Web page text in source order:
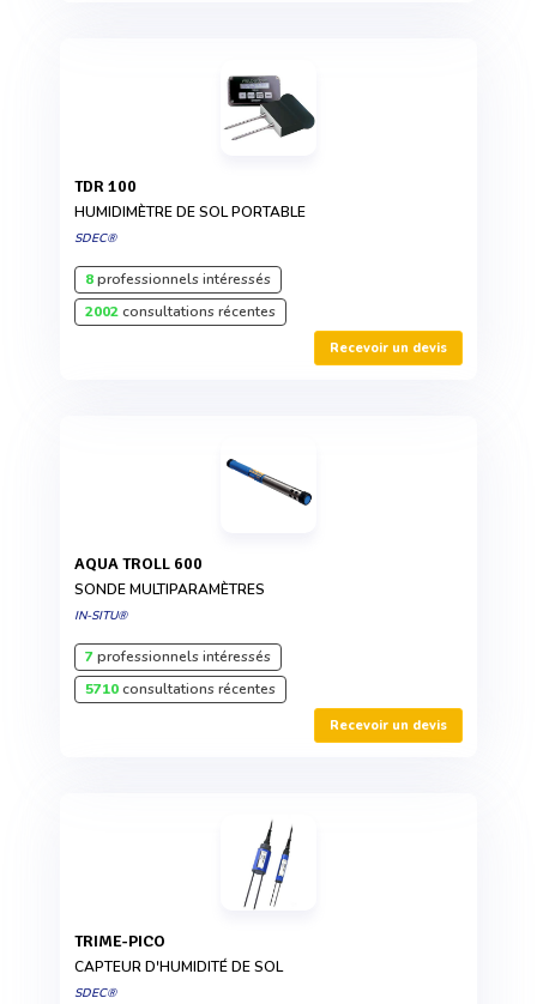
TDR 100
HUMIDIMÈTRE DE SOL PORTABLE
SDEC®
8professionnels intéressés
2002consultations récentes
Recevoir un devis
AQUA TROLL 600
SONDE MULTIPARAMÈTRES
IN-SITU®
7professionnels intéressés
5710consultations récentes
Recevoir un devis
TRIME-PICO
CAPTEUR D'HUMIDITÉ DE SOL
SDEC®